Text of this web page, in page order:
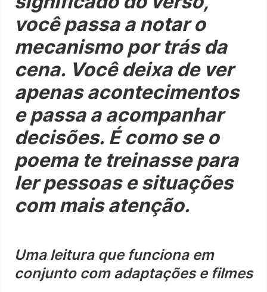
você passa a notar o
mecanismo por trás da
cena. Você deixa de ver
apenas acontecimentos
e passa a acompanhar
decisões. É como se o
poema te treinasse para
ler pessoas e situações
com mais atenção.
Uma leitura que funciona em
conjunto com adaptações e filmes